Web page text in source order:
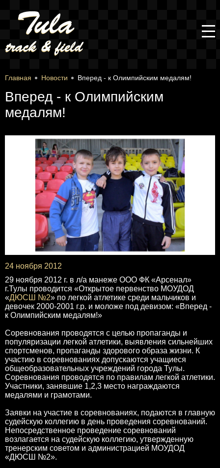
Главная Новости Вперед - к Олимпийским медалям!
Вперед - к Олимпийским
медалям!
24 ноября 2012
29 ноября 2012 г. в л/а манеже ООО ФК «Арсенал»
г.Тулы проводится «Открытое первенство МОУДОД
«ДЮСШ №2» по легкой атлетике среди мальчиков и
девочек 2000-2001 г.р. и моложе под девизом: «Вперед -
к Олимпийским медалям!»
Соревнования проводятся с целью пропаганды и
популяризации легкой атлетики, выявления сильнейших
спортсменов, пропаганды здорового образа жизни. К
участию в соревнованиях допускаются учащиеся
общеобразовательных учреждений города Тулы.
Соревнования проводятся по правилам легкой атлетики.
Участники, занявшие 1,2,3 место награждаются
медалями и грамотами.
Заявки на участие в соревнованиях, подаются в главную
судейскую коллегию в день проведения соревнований.
Непосредственное проведение соревнований
возлагается на судейскую коллегию, утвержденную
тренерским советом и администрацией МОУДОД
«ДЮСШ №2».